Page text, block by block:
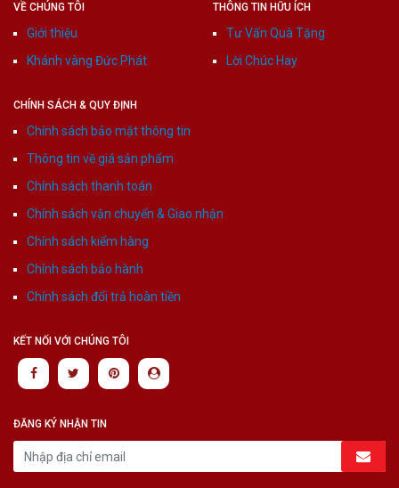
VỀ CHÚNG TÔI
Giới thiệu
Khánh vàng Đức Phát
THÔNG TIN HỮU ÍCH
Tư Vấn Quà Tặng
Lời Chúc Hay
CHÍNH SÁCH & QUY ĐỊNH
Chính sách bảo mật thông tin
Thông tin về giá sản phẩm
Chính sách thanh toán
Chính sách vận chuyển & Giao nhận
Chính sách kiểm hàng
Chính sách bảo hành
Chính sách đổi trả hoàn tiền
KẾT NỐI VỚI CHÚNG TÔI
ĐĂNG KÝ NHẬN TIN